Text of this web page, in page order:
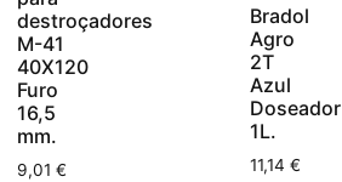
destroçadores
M-41
40X120
Furo
16,5
mm.
9,01 €
Bradol
Agro
2T
Azul
Doseador
1L.
11,14 €